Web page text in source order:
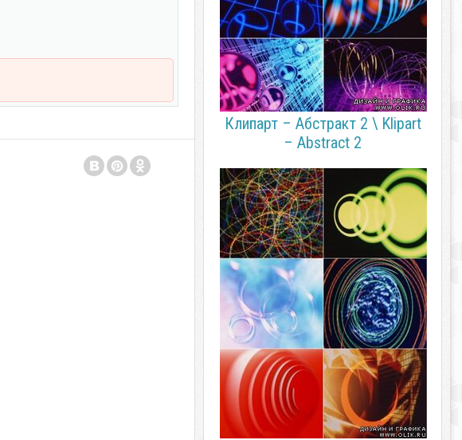
Клипарт – Абстракт 2 \ Klipart
– Abstract 2